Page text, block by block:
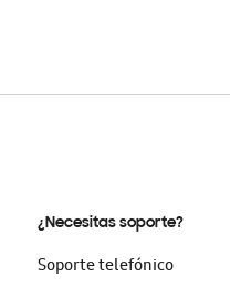
¿Necesitas soporte?
Soporte telefónico